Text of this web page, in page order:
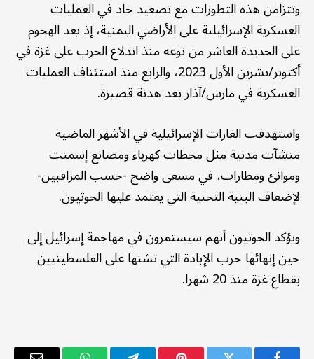
وتتزامن هذه التطورات مع تصعيد حاد في العمليات
العسكرية الإسرائيلية على الأراضي اليمنية، إذ يعد الهجوم
على الحديدة العاشر من نوعه منذ اندلاع الحرب على غزة في
أكتوبر/تشرين الأول 2023، والرابع منذ استئناف العمليات
العسكرية في مارس/آذار بعد هدنة قصيرة.
واستهدفت الغارات الإسرائيلية في الأشهر الماضية
منشآت مدنية مثل محطات كهرباء ومصانع إسمنت
وموانئ ومطارات، في مسعى واضح -حسب المراقبين-
لإضعاف البنية التحتية التي يعتمد عليها الحوثيون.
ويؤكد الحوثيون أنهم سيستمرون في مهاجمة إسرائيل إلى
حين إنهائها حرب الإبادة التي تشنها على الفلسطينيين
بقطاع غزة منذ 20 شهرا.